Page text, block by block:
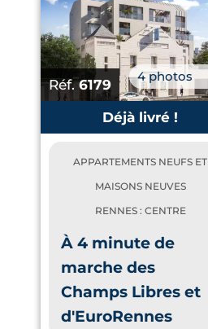
Réf.6179
4 photos
Déjà livré !
APPARTEMENTS NEUFS ET
MAISONS NEUVES
RENNES : CENTRE
À 4 minute de
marche des
Champs Libres et
d'EuroRennes